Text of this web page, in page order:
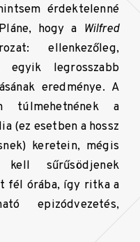
érdektelenné
hogy a Wilfred
ellenkezőleg,
legrosszabb
eredménye. A
túlmehetnének a
(ez esetben a hossz
keretein, mégis
sűrűsödjenek
fél órába, így ritka a
epizódvezetés,